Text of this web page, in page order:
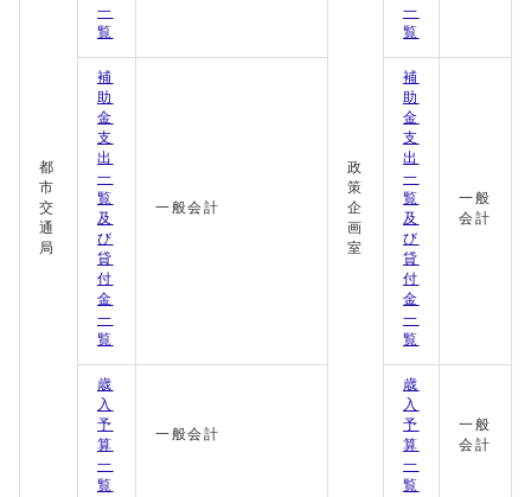
都
市
交
通
局
一
覧
政
策
企
画
室
一
覧
補
助
金
支
出
一
覧
及
び
貸
付
金
一
覧
一般会計
補
助
金
支
出
一
覧
及
び
貸
付
金
一
覧
一般
会計
歳
入
予
算
一
覧
一般会計
歳
入
予
算
一
覧
一般
会計